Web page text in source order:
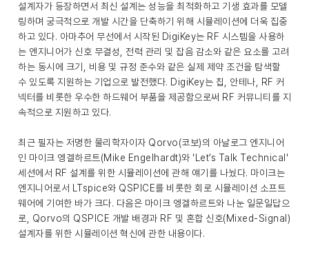
설계자가 등장하면서 최신 설계는 성능을 최적화하고 기생 효과를 모델
링하며 궁극적으로 개발 시간을 단축하기 위해 시뮬레이션에 더욱 집중
하고 있다. 아마추어 무선에서 시작된 DigiKey는 RF 시스템을 사용하
는 엔지니어가 신호 무결성, 전력 관리 및 잡음 감소와 같은 요소를 고려
하는 동시에 크기, 비용 및 규정 준수와 같은 실제 제약 조건을 탐색할
수 있도록 지원하는 기업으로 발전했다. DigiKey는 칩, 안테나, RF 커
넥터를 비롯한 우수한 하드웨어 부품을 제공함으로써 RF 커뮤니티를 지
속적으로 지원하고 있다.
최근 필자는 저명한 물리학자이자 Qorvo(코보)의 아날로그 엔지니어
인 마이크 엥겔하르트(Mike Engelhardt)와 ' Let’s Talk Technical '
세션에서 RF 설계를 위한 시뮬레이션에 관해 얘기를 나눴다. 마이크는
엔지니어로서 LTspice와 QSPICE를 비롯한 회로 시뮬레이션 소프트
웨어에 기여한 바가 크다. 다음은 마이크 엥겔하르트와 나눈 일문일답으
로, Qorvo의 QSPICE 개발 배경과 RF 및 혼합 신호(Mixed-Signal)
설계자를 위한 시뮬레이션 혁신에 관한 내용이다.